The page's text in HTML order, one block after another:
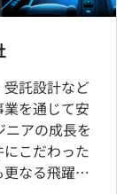
充実した研修
）
受講。
チサン第7新大
＋残業＋賞与
与託設計など
を通じて安
ニアの成長を
こだわった
なる飛躍を